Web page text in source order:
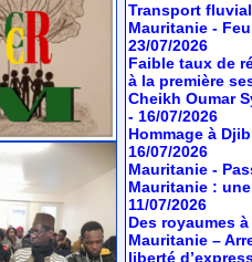
Transport
Mauritanie -
23/07/2026
Faible taux de
à la première
Cheikh Oumar
- 16/07/2026
Hommage à
16/07/2026
Mauritanie -
Mauritanie :
11/07/2026
Des royaumes
Mauritanie –
liberté